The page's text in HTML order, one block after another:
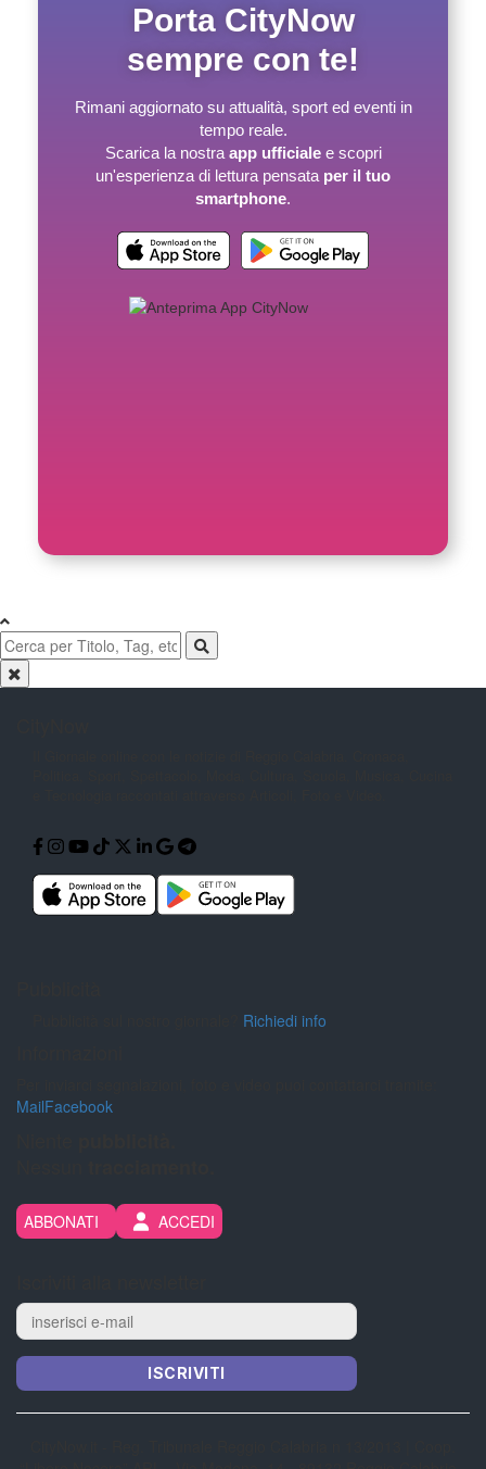
Porta CityNow
sempre con te!
Rimani aggiornato su attualità, sport ed eventi in
tempo reale.
Scarica la nostra app ufficialee scopri
un'esperienza di lettura pensata per il tuo
smartphone.
Richiedi info
MailFacebook
ABBONATI ACCEDI
ISCRIVITI